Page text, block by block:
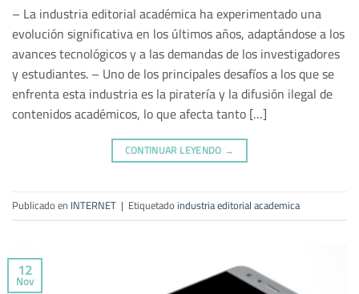
– La industria editorial académica ha experimentado una
evolución significativa en los últimos años, adaptándose a los
avances tecnológicos y a las demandas de los investigadores
y estudiantes. – Uno de los principales desafíos a los que se
enfrenta esta industria es la piratería y la difusión ilegal de
contenidos académicos, lo que afecta tanto […]
CONTINUAR LEYENDO →
Publicado en INTERNET | Etiquetado industria editorial academica
12
Nov